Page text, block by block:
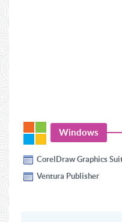
Windows
CorelDraw Graphics
Ventura Publisher